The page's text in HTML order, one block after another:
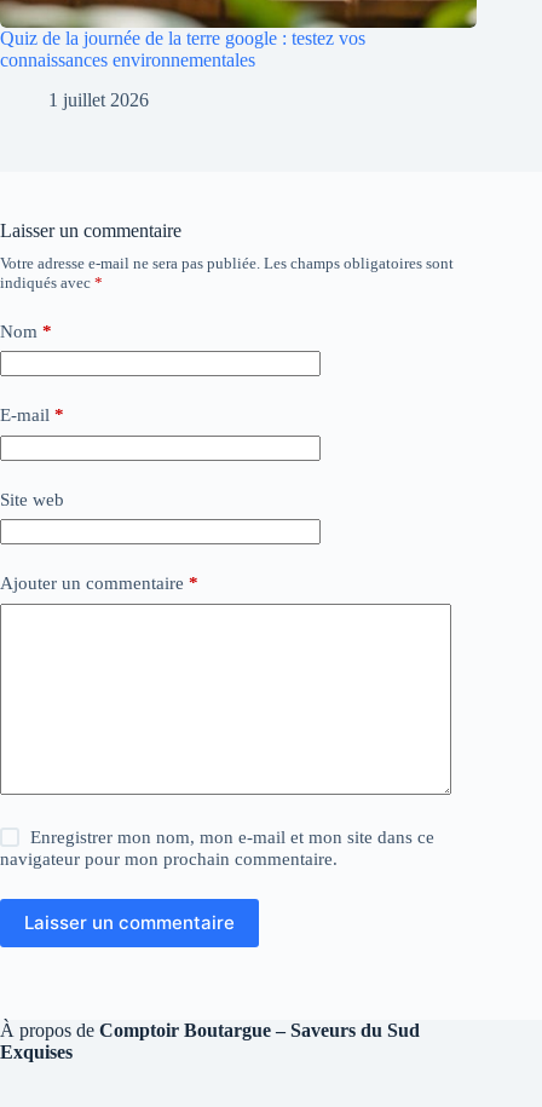
Quiz de la journée de la terre google : testez vos
connaissances environnementales
1 juillet 2026
Laisser un commentaire
Votre adresse e-mail ne sera pas publiée. Les champs obligatoires sont
indiqués avec *
Nom *
E-mail *
Site web
Ajouter un commentaire *
Enregistrer mon nom, mon e-mail et mon site dans ce
navigateur pour mon prochain commentaire.
Laisser un commentaire
À propos de Comptoir Boutargue – Saveurs du Sud
Exquises